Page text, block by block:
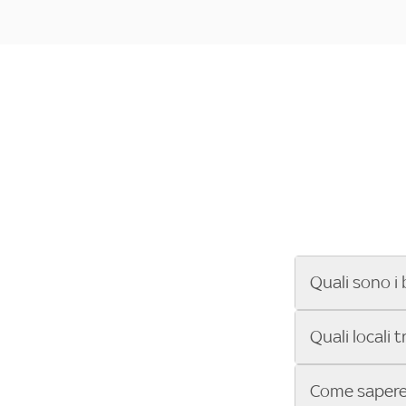
Quali sono i
Se cerchi un
ENILIVE, la
Sky Bar ti
Quali locali
Vuoi sapere
Come